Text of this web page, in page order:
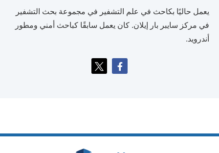
يعمل حاليًا بكاحث في علم التشفير في مجموعة بحث التشفير
في مركز سايبر بار إيلان. كان يعمل سابقًا كباحث أمني ومطور
أندرويد.